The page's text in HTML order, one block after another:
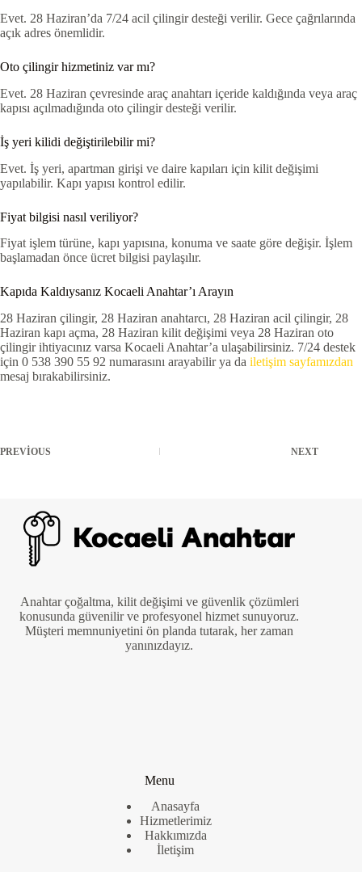
Evet. 28 Haziran’da 7/24 acil çilingir desteği verilir. Gece çağrılarında
açık adres önemlidir.
Oto çilingir hizmetiniz var mı?
Evet. 28 Haziran çevresinde araç anahtarı içeride kaldığında veya araç
kapısı açılmadığında oto çilingir desteği verilir.
İş yeri kilidi değiştirilebilir mi?
Evet. İş yeri, apartman girişi ve daire kapıları için kilit değişimi
yapılabilir. Kapı yapısı kontrol edilir.
Fiyat bilgisi nasıl veriliyor?
Fiyat işlem türüne, kapı yapısına, konuma ve saate göre değişir. İşlem
başlamadan önce ücret bilgisi paylaşılır.
Kapıda Kaldıysanız Kocaeli Anahtar’ı Arayın
28 Haziran çilingir, 28 Haziran anahtarcı, 28 Haziran acil çilingir, 28
Haziran kapı açma, 28 Haziran kilit değişimi veya 28 Haziran oto
çilingir ihtiyacınız varsa Kocaeli Anahtar’a ulaşabilirsiniz. 7/24 destek
için 0 538 390 55 92 numarasını arayabilir ya da iletişim sayfamızdan
mesaj bırakabilirsiniz.
PREVIOUS NEXT
Anahtar çoğaltma, kilit değişimi ve güvenlik çözümleri
konusunda güvenilir ve profesyonel hizmet sunuyoruz.
Müşteri memnuniyetini ön planda tutarak, her zaman
yanınızdayız.
Menu
Anasayfa
Hizmetlerimiz
Hakkımızda
İletişim